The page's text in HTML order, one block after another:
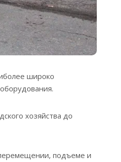
широко
хозяйства до
подъеме и